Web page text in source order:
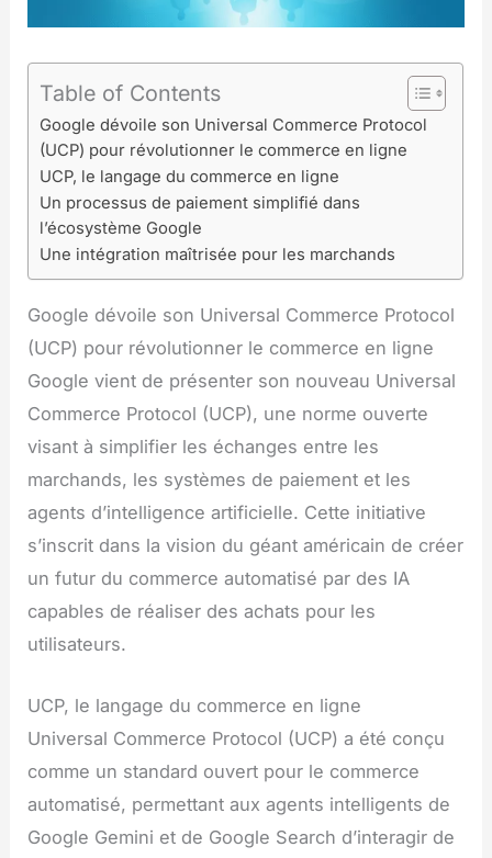
Table of Contents
Google dévoile son Universal Commerce Protocol
(UCP) pour révolutionner le commerce en ligne
UCP, le langage du commerce en ligne
Un processus de paiement simplifié dans
l’écosystème Google
Une intégration maîtrisée pour les marchands
Google dévoile son Universal Commerce Protocol
(UCP) pour révolutionner le commerce en ligne
Google vient de présenter son nouveau Universal
Commerce Protocol (UCP), une norme ouverte
visant à simplifier les échanges entre les
marchands, les systèmes de paiement et les
agents d’intelligence artificielle. Cette initiative
s’inscrit dans la vision du géant américain de créer
un futur du commerce automatisé par des IA
capables de réaliser des achats pour les
utilisateurs.
UCP, le langage du commerce en ligne
Universal Commerce Protocol (UCP) a été conçu
comme un standard ouvert pour le commerce
automatisé, permettant aux agents intelligents de
Google Gemini et de Google Search d’interagir de